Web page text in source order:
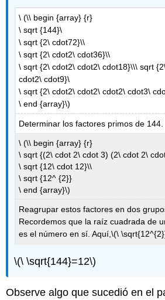
\ (\\ begin {array} {r}
\ sqrt {144}\
\ sqrt {2\ cdot72}\\
\ sqrt {2\ cdot2\ cdot36}\\
\ sqrt {2\ cdot2\ cdot2\ cdot18}\\\ sqrt
cdot2\ cdot9}\
\ sqrt {2\ cdot2\ cdot2\ cdot2\ cdot3\
\ end {array}\)
Determinar los factores primos de 144.
\ (\\ begin {array} {r}
\ sqrt {(2\ cdot 2\ cdot 3) (2\ cdot 2\
\ sqrt {12\ cdot 12}\\
\ sqrt {12^ {2}}
\ end {array}\)
Reagrupar estos factores en dos
Recordemos que la raíz cuadrada de
es el número en sí. Aquí,\(\
\(\ \sqrt{144}=12\)
Observe algo que sucedió en el